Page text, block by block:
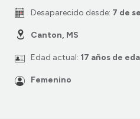
Desaparecido desde: 7 de
Canton, MS
Edad actual: 17 años de
Femenino